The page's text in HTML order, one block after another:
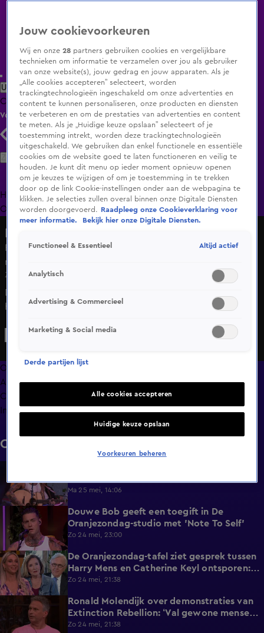
Uitzending Gemist Populaire programma's Zenders Genres
ClipsFilmsRadioSmart TV inlogShop
Volg KIJK
Zoeken
HomeUitzending Gemist Programma's De Bondgenoten
OranjezomerLivestreamsShop
Rutger Castricum onthult uitspraak Ali B: 'Ik ga sowieso
niet zitten voor wat ik niet gedaan heb'
Zo 3 mei, 21:35
De Oranjezondag-tafel blikt vooruit op de uitspraak van
het hof in de strafzaak tegen Ali B.
Overzicht
Afleveringen
Clips
Info
Clips
Ma 25 mei, 14:06
3:24
Douwe Bob geeft een toegift in De
Oranjezondag-studio met 'Note To Self'
Zo 24 mei, 23:00
2:04
De Oranjezondag-tafel ziet gesprek tussen
Harry Mens en Catherine Keyl ontsporen:
‘Culttelevisie!’
Zo 24 mei, 21:38
Ronald Molendijk over demonstraties van
Extinction Rebellion: ‘Val gewone mensen
er niet mee lastig!’
Zo 24 mei, 21:38
Jouw cookievoorkeuren
Wij en onze28 partners gebruiken cookies en vergelijkbare
technieken om informatie te verzamelen over jou als gebruiker
van onze website(s), jouw gedrag en jouw apparaten. Als je
„Alle cookies accepteren” selecteert, worden
trackingtechnologieën ingeschakeld om onze advertenties en
content te kunnen personaliseren, onze producten en diensten
te verbeteren en om de prestaties van advertenties en content
te meten. Als je „Huidige keuze opslaan” selecteert of je
toestemming intrekt, worden deze trackingtechnologieën
uitgeschakeld. We gebruiken dan enkel functionele en essentiële
cookies om de website goed te laten functioneren en veilig te
houden. Je kunt dit menu op ieder moment opnieuw openen
om je keuzes te wijzigen of om je toestemming in te trekken
door op de link Cookie-instellingen onder aan de webpagina te
klikken. Je selecties zullen overal binnen onze Digitale Diensten
worden doorgevoerd.
Raadpleeg onze Cookieverklaring voor
meer informatie.
Bekijk hier onze Digitale Diensten.
Functioneel & Essentieel Altijd actief
Analytisch
Advertising & Commercieel
Marketing & Social media
Derde partijen lijst
Alle cookies accepteren
Huidige keuze opslaan
Voorkeuren beheren